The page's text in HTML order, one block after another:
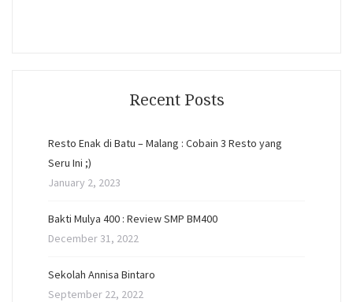
Recent Posts
Resto Enak di Batu – Malang : Cobain 3 Resto yang
Seru Ini ;)
January 2, 2023
Bakti Mulya 400 : Review SMP BM400
December 31, 2022
Sekolah Annisa Bintaro
September 22, 2022